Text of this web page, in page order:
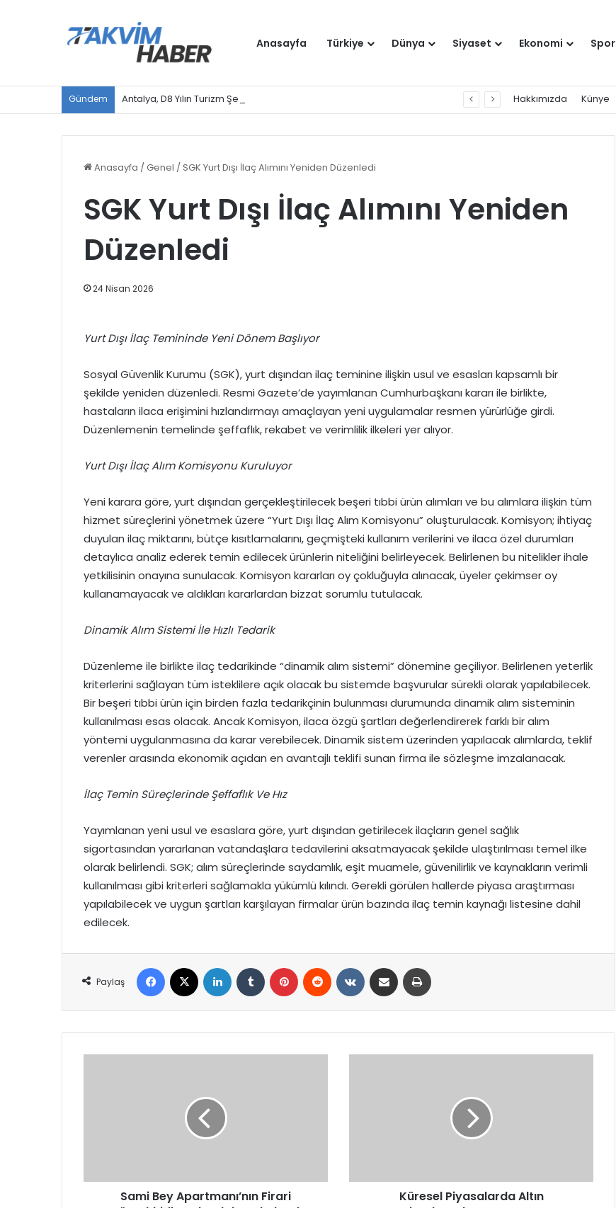
Anasayfa Türkiye Dünya Siyaset Ekonomi Spor
Gündem Antalya, D8 Yılın Turizm Şehri seçildi Hakkımızda Künye
Anasayfa /Genel /SGK Yurt Dışı İlaç Alımını Yeniden Düzenledi
SGK Yurt Dışı İlaç Alımını Yeniden
Düzenledi
24 Nisan 2026
Yurt Dışı İlaç Temininde Yeni Dönem Başlıyor
Sosyal Güvenlik Kurumu (SGK), yurt dışından ilaç teminine ilişkin usul ve esasları kapsamlı bir
şekilde yeniden düzenledi. Resmi Gazete’de yayımlanan Cumhurbaşkanı kararı ile birlikte,
hastaların ilaca erişimini hızlandırmayı amaçlayan yeni uygulamalar resmen yürürlüğe girdi.
Düzenlemenin temelinde şeffaflık, rekabet ve verimlilik ilkeleri yer alıyor.
Yurt Dışı İlaç Alım Komisyonu Kuruluyor
Yeni karara göre, yurt dışından gerçekleştirilecek beşeri tıbbi ürün alımları ve bu alımlara ilişkin tüm
hizmet süreçlerini yönetmek üzere “Yurt Dışı İlaç Alım Komisyonu” oluşturulacak. Komisyon; ihtiyaç
duyulan ilaç miktarını, bütçe kısıtlamalarını, geçmişteki kullanım verilerini ve ilaca özel durumları
detaylıca analiz ederek temin edilecek ürünlerin niteliğini belirleyecek. Belirlenen bu nitelikler ihale
yetkilisinin onayına sunulacak. Komisyon kararları oy çokluğuyla alınacak, üyeler çekimser oy
kullanamayacak ve aldıkları kararlardan bizzat sorumlu tutulacak.
Dinamik Alım Sistemi İle Hızlı Tedarik
Düzenleme ile birlikte ilaç tedarikinde “dinamik alım sistemi” dönemine geçiliyor. Belirlenen yeterlik
kriterlerini sağlayan tüm isteklilere açık olacak bu sistemde başvurular sürekli olarak yapılabilecek.
Bir beşeri tıbbi ürün için birden fazla tedarikçinin bulunması durumunda dinamik alım sisteminin
kullanılması esas olacak. Ancak Komisyon, ilaca özgü şartları değerlendirerek farklı bir alım
yöntemi uygulanmasına da karar verebilecek. Dinamik sistem üzerinden yapılacak alımlarda, teklif
verenler arasında ekonomik açıdan en avantajlı teklifi sunan firma ile sözleşme imzalanacak.
İlaç Temin Süreçlerinde Şeffaflık Ve Hız
Yayımlanan yeni usul ve esaslara göre, yurt dışından getirilecek ilaçların genel sağlık
sigortasından yararlanan vatandaşlara tedavilerini aksatmayacak şekilde ulaştırılması temel ilke
olarak belirlendi. SGK; alım süreçlerinde saydamlık, eşit muamele, güvenilirlik ve kaynakların verimli
kullanılması gibi kriterleri sağlamakla yükümlü kılındı. Gerekli görülen hallerde piyasa araştırması
yapılabilecek ve uygun şartları karşılayan firmalar ürün bazında ilaç temin kaynağı listesine dahil
edilecek.
Paylaş
Facebook LinkedIn Tumblr Pinterest Reddit VKontakteE-Posta ile paylaş
Sami Bey Apartmanı’nın Firari
Küresel Piyasalarda Altın